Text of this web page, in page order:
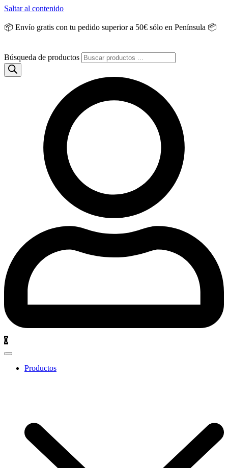
Saltar al contenido
📦 Envío gratis con tu pedido superior a 50€ sólo en Península 📦
Búsqueda de productos
0
Productos